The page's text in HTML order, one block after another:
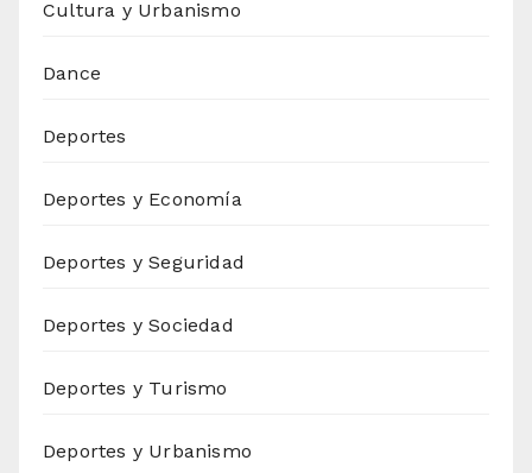
Cultura y Urbanismo
Dance
Deportes
Deportes y Economía
Deportes y Seguridad
Deportes y Sociedad
Deportes y Turismo
Deportes y Urbanismo